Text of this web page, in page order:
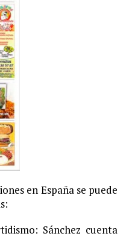
en España se puede
Sánchez cuenta